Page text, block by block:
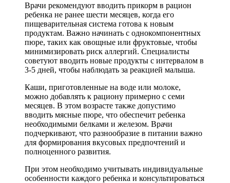
Врачи рекомендуют вводить прикорм в рацион
ребенка не ранее шести месяцев, когда его
пищеварительная система готова к новым
продуктам. Важно начинать с однокомпонентных
пюре, таких как овощные или фруктовые, чтобы
минимизировать риск аллергий. Специалисты
советуют вводить новые продукты с интервалом в
3-5 дней, чтобы наблюдать за реакцией малыша.
Каши, приготовленные на воде или молоке,
можно добавлять к рациону примерно с семи
месяцев. В этом возрасте также допустимо
вводить мясные пюре, что обеспечит ребенка
необходимыми белками и железом. Врачи
подчеркивают, что разнообразие в питании важно
для формирования вкусовых предпочтений и
полноценного развития.
При этом необходимо учитывать индивидуальные
особенности каждого ребенка и консультироваться